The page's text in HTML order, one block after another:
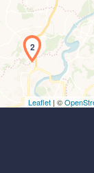
2
Leaflet | ©